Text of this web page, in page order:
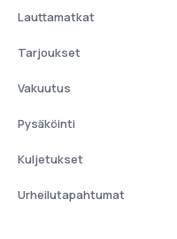
Lauttamatkat
Tarjoukset
Vakuutus
Pysäköinti
Kuljetukset
Urheilutapahtumat